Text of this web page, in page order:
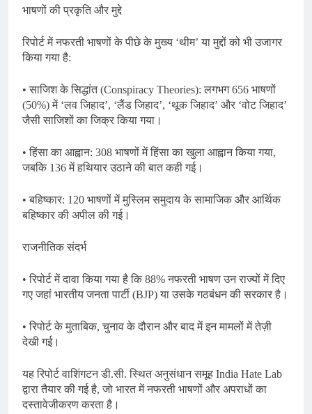
भाषणों की प्रकृति और मुद्दे
रिपोर्ट में नफरती भाषणों के पीछे के मुख्य ‘थीम’ या मुद्दों को भी उजागर
किया गया है:
• साजिश के सिद्धांत (Conspiracy Theories): लगभग 656 भाषणों
(50%) में ‘लव जिहाद’, ‘लैंड जिहाद’, ‘थूक जिहाद’ और ‘वोट जिहाद’
जैसी साजिशों का जिक्र किया गया।
• हिंसा का आह्वान: 308 भाषणों में हिंसा का खुला आह्वान किया गया,
जबकि 136 में हथियार उठाने की बात कही गई।
• बहिष्कार: 120 भाषणों में मुस्लिम समुदाय के सामाजिक और आर्थिक
बहिष्कार की अपील की गई।
राजनीतिक संदर्भ
• रिपोर्ट में दावा किया गया है कि 88% नफरती भाषण उन राज्यों में दिए
गए जहां भारतीय जनता पार्टी (BJP) या उसके गठबंधन की सरकार है।
• रिपोर्ट के मुताबिक, चुनाव के दौरान और बाद में इन मामलों में तेज़ी
देखी गई।
यह रिपोर्ट वाशिंगटन डी.सी. स्थित अनुसंधान समूह India Hate Lab
द्वारा तैयार की गई है, जो भारत में नफरती भाषणों और अपराधों का
दस्तावेजीकरण करता है।